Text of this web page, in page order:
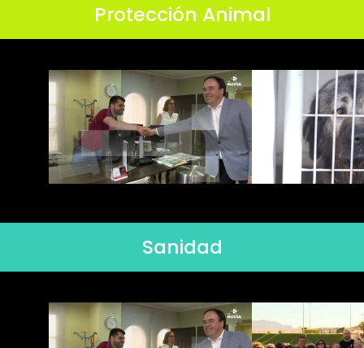
Protección Animal
Sanidad